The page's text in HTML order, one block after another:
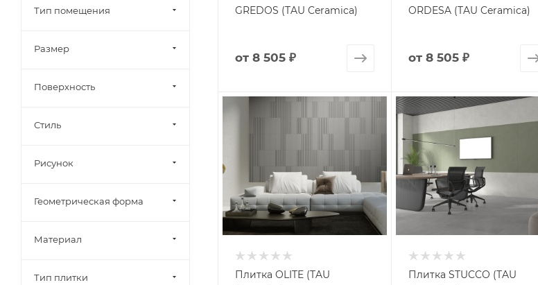
GREDOS (TAU Ceramica)
от 8 505 ₽
ORDESA (TAU Ceramica)
от 8 505 ₽
Плитка OLITE (TAU
Плитка STUCCO (TAU
Тип помещения
Размер
Поверхность
Стиль
Рисунок
Геометрическая форма
Материал
Тип плитки